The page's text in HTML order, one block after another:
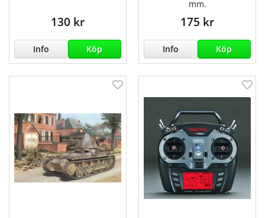
130 kr
Info Köp
mm.
175 kr
Info Köp